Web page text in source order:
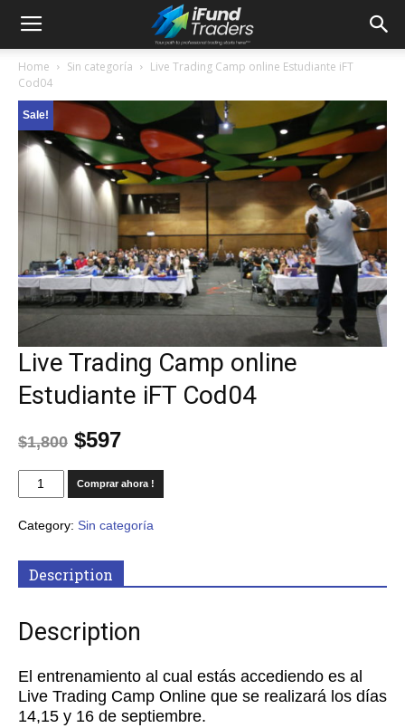
Home Sin categoría
Live Trading Camp online Estudiante iFT
Cod04
Sale!
Live Trading Camp online
Estudiante iFT Cod04
$1,800 $597
Comprar ahora !
Category: Sin categoría
Description
Description
El entrenamiento al cual estás accediendo es al
Live Trading Camp Online que se realizará los días
14,15 y 16 de septiembre.